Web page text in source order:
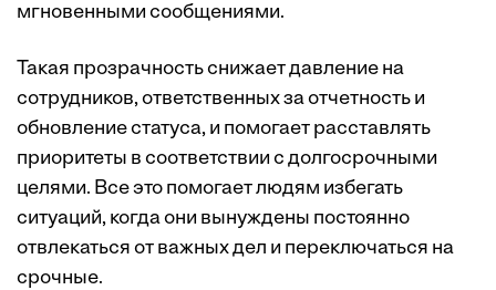
мгновенными сообщениями.
Такая прозрачность снижает давление на
сотрудников, ответственных за отчетность и
обновление статуса, и помогает расставлять
приоритеты в соответствии с долгосрочными
целями. Все это помогает людям избегать
ситуаций, когда они вынуждены постоянно
отвлекаться от важных дел и переключаться на
срочные.